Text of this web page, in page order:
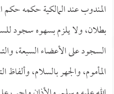
المندوب عند المالكية حكمه حكم
بطلان، ولا يلزم بسهوه سجود
السجود على الأعضاء السبعة،
المأموم، والجهر بالسلام،